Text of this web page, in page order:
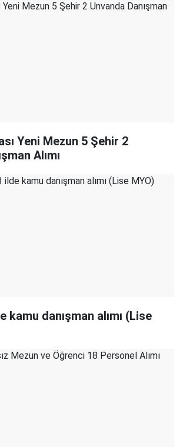
Yeni Mezun 5 Şehir 2
Alımı
kamu danışman alımı (Lise